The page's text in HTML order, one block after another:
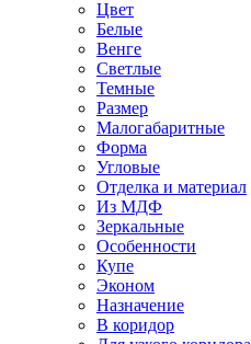
Цвет
Белые
Венге
Светлые
Темные
Размер
Малогабаритные
Форма
Угловые
Отделка и материал
Из МДФ
Зеркальные
Особенности
Купе
Эконом
Назначение
В коридор